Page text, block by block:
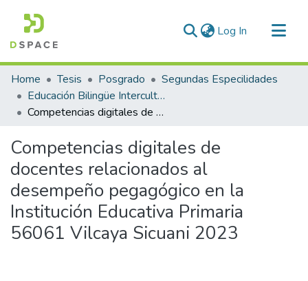
Log In (current)
Communities & Collections
All of DSpace
Statistics
Home Tesis Posgrado
Segundas Especilidades
Educación Bilingüe Intercultural
Competencias digitales de docentes relacionados al desempeño pegagógico en la Institución Educativa Primaria 56061 Vilcaya Sicuani 2023
Competencias digitales de
docentes relacionados al
desempeño pegagógico en la
Institución Educativa Primaria
56061 Vilcaya Sicuani 2023